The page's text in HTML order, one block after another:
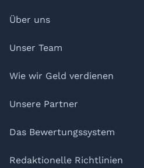
Über uns
Unser Team
Wie wir Geld verdienen
Unsere Partner
Das Bewertungssystem
Redaktionelle Richtlinien